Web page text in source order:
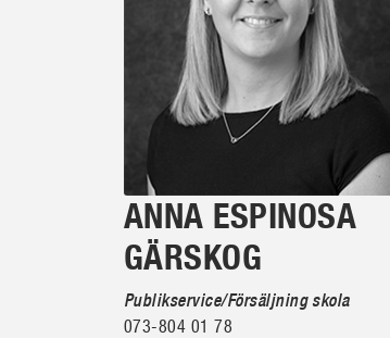
ANNA ESPINOSA
GÄRSKOG
Publikservice/Försäljning skola
073-804 01 78